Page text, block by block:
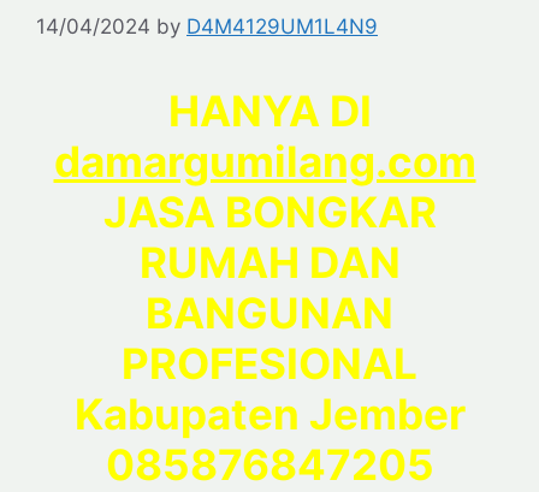
14/04/2024 by D4M4129UM1L4N9
HANYA DI
damargumilang.com
JASA BONGKAR
RUMAH DAN
BANGUNAN
PROFESIONAL
Kabupaten Jember
085876847205